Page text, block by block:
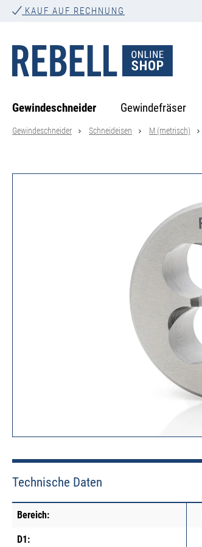
Zur Hauptnavigation springen
KAUF AUF RECHNUNG
Gewindeschneider Gewindefräser
Gewindeschneider Schneideisen M (metrisch)
Technische Daten
Bereich:
D1: